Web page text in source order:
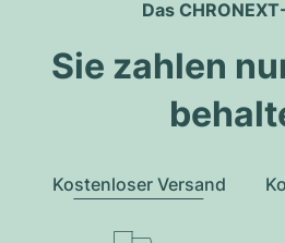
Das
Sie zahlen
Kostenloser Versand